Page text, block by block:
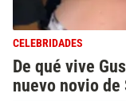
CELEBRIDADES
De qué vive
nuevo novio